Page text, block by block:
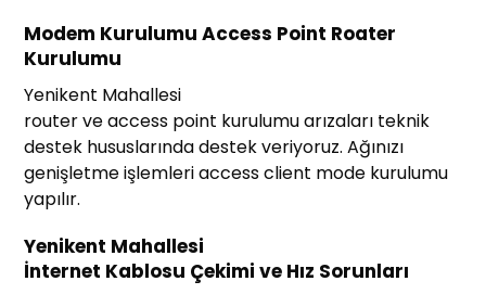
Modem Kurulumu Access Point Roater
Kurulumu
Yenikent Mahallesi
router ve access point kurulumu arızaları teknik
destek hususlarında destek veriyoruz. Ağınızı
genişletme işlemleri access client mode kurulumu
yapılır.
Yenikent Mahallesi
İnternet Kablosu Çekimi ve Hız Sorunları